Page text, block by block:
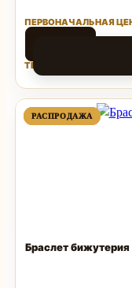
ПЕРВОНАЧАЛЬНАЯ
ТЕКУЩАЯ ЦЕНА: 3,690
РАСПРОДАЖА
ТОВАР
РАСПРОДАЖА
ТОВАР
Браслет